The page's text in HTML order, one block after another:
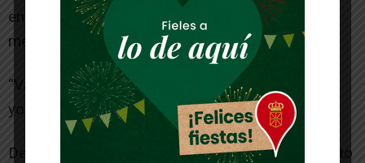
en el 1.500 defendiendo a uno de los ocho
mejores clubes del país.
“Vamos a ver quién es el mejor club de España y
yo cubriré esa prueba”.
Después llegarán nuevos desafíos: el Campeonato